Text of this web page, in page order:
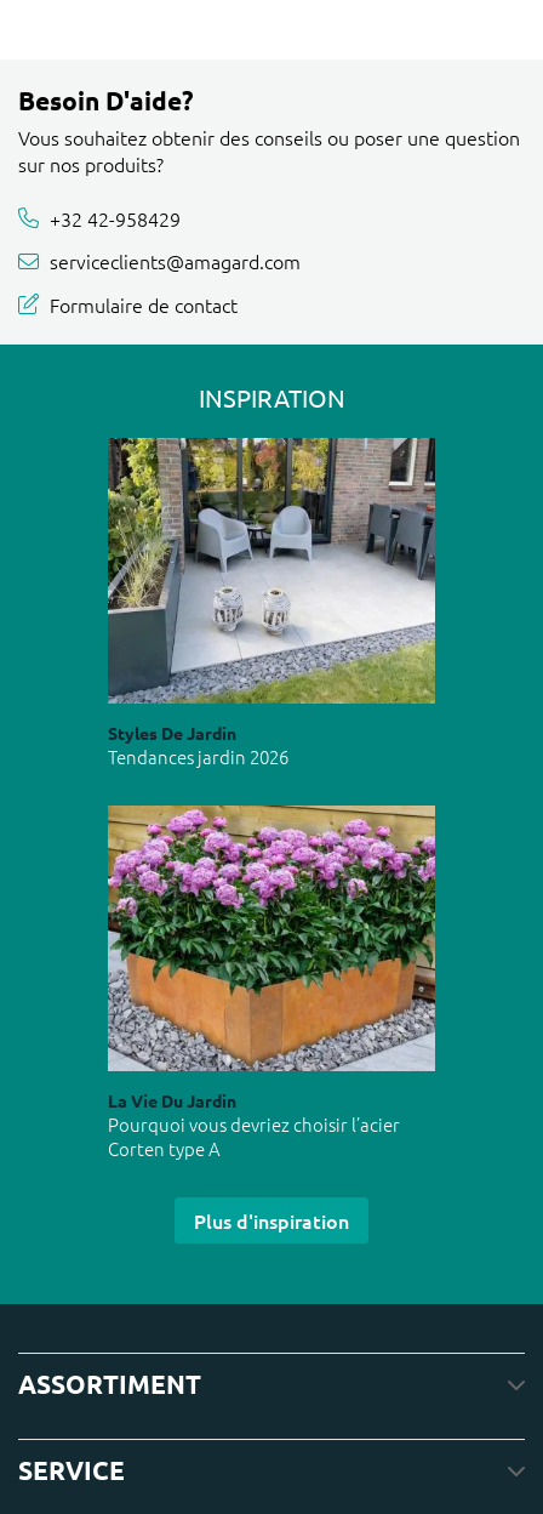
Besoin D'aide?
Vous souhaitez obtenir des conseils ou poser une question
sur nos produits?
+32 42-958429
serviceclients@amagard.com
Formulaire de contact
INSPIRATION
Styles De Jardin
Tendances jardin 2026
La Vie Du Jardin
Pourquoi vous devriez choisir l’acier
Corten type A
Plus d'inspiration
ASSORTIMENT
SERVICE